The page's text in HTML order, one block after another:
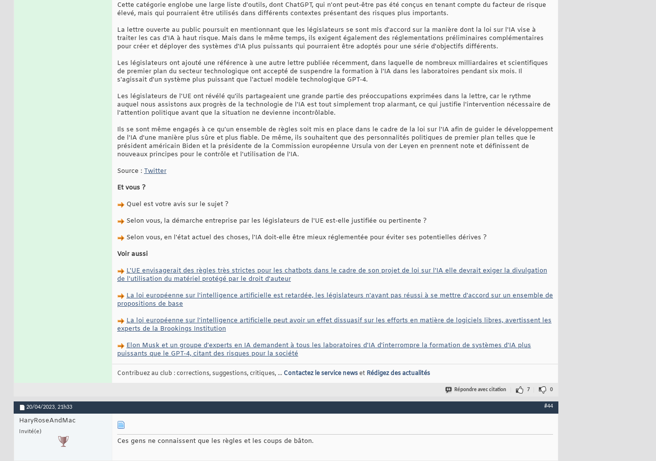
Cette catégorie englobe une large liste d'outils, dont ChatGPT, qui n'ont peut-être pas été conçus en tenant compte du facteur de risque
élevé, mais qui pourraient être utilisés dans différents contextes présentant des risques plus importants.
La lettre ouverte au public poursuit en mentionnant que les législateurs se sont mis d'accord sur la manière dont la loi sur l'IA vise à
traiter les cas d'IA à haut risque. Mais dans le même temps, ils exigent également des réglementations préliminaires complémentaires
pour créer et déployer des systèmes d'IA plus puissants qui pourraient être adoptés pour une série d'objectifs différents.
Les législateurs ont ajouté une référence à une autre lettre publiée récemment, dans laquelle de nombreux milliardaires et scientifiques
de premier plan du secteur technologique ont accepté de suspendre la formation à l'IA dans les laboratoires pendant six mois. Il
s'agissait d'un système plus puissant que l'actuel modèle technologique GPT-4.
Les législateurs de l'UE ont révélé qu'ils partageaient une grande partie des préoccupations exprimées dans la lettre, car le rythme
auquel nous assistons aux progrès de la technologie de l'IA est tout simplement trop alarmant, ce qui justifie l'intervention nécessaire de
l'attention politique avant que la situation ne devienne incontrôlable.
Ils se sont même engagés à ce qu'un ensemble de règles soit mis en place dans le cadre de la loi sur l'IA afin de guider le développement
de l'IA d'une manière plus sûre et plus fiable. De même, ils souhaitent que des personnalités politiques de premier plan telles que le
président américain Biden et la présidente de la Commission européenne Ursula von der Leyen en prennent note et définissent de
nouveaux principes pour le contrôle et l'utilisation de l'IA.
Source : Twitter
Et vous ?
Quel est votre avis sur le sujet ?
Selon vous, la démarche entreprise par les législateurs de l'UE est-elle justifiée ou pertinente ?
Selon vous, en l'état actuel des choses, l'IA doit-elle être mieux réglementée pour éviter ses potentielles dérives ?
Voir aussi
L'UE envisagerait des règles très strictes pour les chatbots dans le cadre de son projet de loi sur l'IA elle devrait exiger la divulgation
de l'utilisation du matériel protégé par le droit d'auteur
La loi européenne sur l'intelligence artificielle est retardée, les législateurs n'ayant pas réussi à se mettre d'accord sur un ensemble de
propositions de base
La loi européenne sur l'intelligence artificielle peut avoir un effet dissuasif sur les efforts en matière de logiciels libres, avertissent les
experts de la Brookings Institution
Elon Musk et un groupe d'experts en IA demandent à tous les laboratoires d'IA d'interrompre la formation de systèmes d'IA plus
puissants que le GPT-4, citant des risques pour la société
Contribuez au club : corrections, suggestions, critiques, ... Contactez le service newset Rédigez des actualités
Répondre avec citation 7 0
20/04/2023, 21h33 #44
HaryRoseAndMac
Invité(e)
Ces gens ne connaissent que les règles et les coups de bâton.